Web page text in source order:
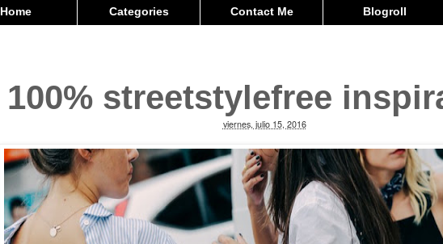
Home Categories Contact Me Blogroll
100% streetstylefree
viernes, julio 15, 2016